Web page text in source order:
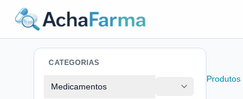
CATEGORIAS
Medicamentos
Produtos